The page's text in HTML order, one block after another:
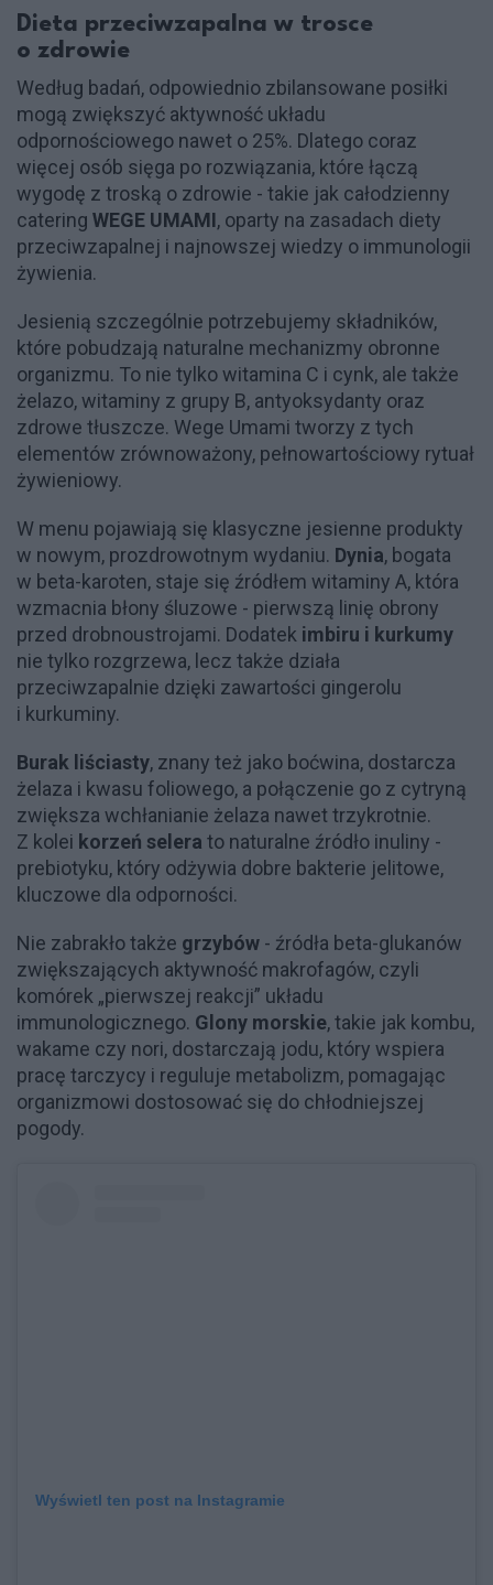
Dieta przeciwzapalna w trosce
o zdrowie
Według badań, odpowiednio zbilansowane posiłki
mogą zwiększyć aktywność układu
odpornościowego nawet o 25%. Dlatego coraz
więcej osób sięga po rozwiązania, które łączą
wygodę z troską o zdrowie - takie jak całodzienny
catering WEGE UMAMI, oparty na zasadach diety
przeciwzapalnej i najnowszej wiedzy o immunologii
żywienia.
Jesienią szczególnie potrzebujemy składników,
które pobudzają naturalne mechanizmy obronne
organizmu. To nie tylko witamina C i cynk, ale także
żelazo, witaminy z grupy B, antyoksydanty oraz
zdrowe tłuszcze. Wege Umami tworzy z tych
elementów zrównoważony, pełnowartościowy rytuał
żywieniowy.
W menu pojawiają się klasyczne jesienne produkty
w nowym, prozdrowotnym wydaniu. Dynia, bogata
w beta-karoten, staje się źródłem witaminy A, która
wzmacnia błony śluzowe - pierwszą linię obrony
przed drobnoustrojami. Dodatek imbiru i kurkumy
nie tylko rozgrzewa, lecz także działa
przeciwzapalnie dzięki zawartości gingerolu
i kurkuminy.
Burak liściasty, znany też jako boćwina, dostarcza
żelaza i kwasu foliowego, a połączenie go z cytryną
zwiększa wchłanianie żelaza nawet trzykrotnie.
Z kolei korzeń selera to naturalne źródło inuliny -
prebiotyku, który odżywia dobre bakterie jelitowe,
kluczowe dla odporności.
Nie zabrakło także grzybów - źródła beta-glukanów
zwiększających aktywność makrofagów, czyli
komórek „pierwszej reakcji” układu
immunologicznego. Glony morskie, takie jak kombu,
wakame czy nori, dostarczają jodu, który wspiera
pracę tarczycy i reguluje metabolizm, pomagając
organizmowi dostosować się do chłodniejszej
pogody.
Wyświetl ten post na Instagramie